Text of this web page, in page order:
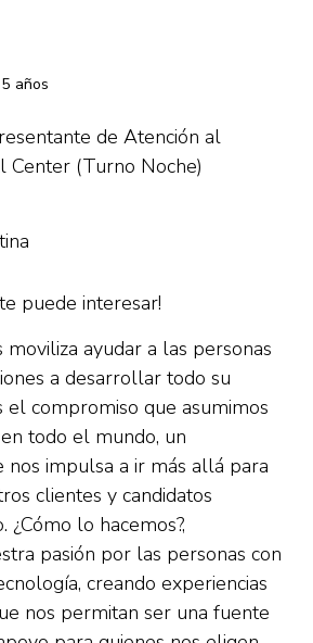
años
de Atención al
Center (Turno Noche)
puede interesar!
moviliza ayudar a las personas
a desarrollar todo su
el compromiso que asumimos
todo el mundo, un
nos impulsa a ir más allá para
clientes y candidatos
¿Cómo lo hacemos?,
pasión por las personas con
creando experiencias
nos permitan ser una fuente